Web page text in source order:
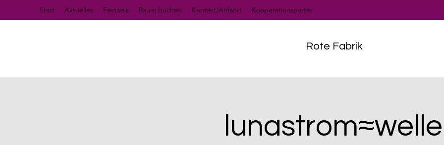
Start Aktuelles Festivals Raum buchen Kontakt/Anfahrt Kooperationsparter
Rote Fabrik
lunastrom≈welle